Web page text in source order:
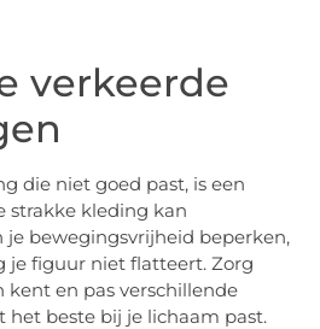
verkeerde
die niet goed past, is een
strakke kleding kan
bewegingsvrijheid beperken,
je figuur niet flatteert. Zorg
kent en pas verschillende
het beste bij je lichaam past.